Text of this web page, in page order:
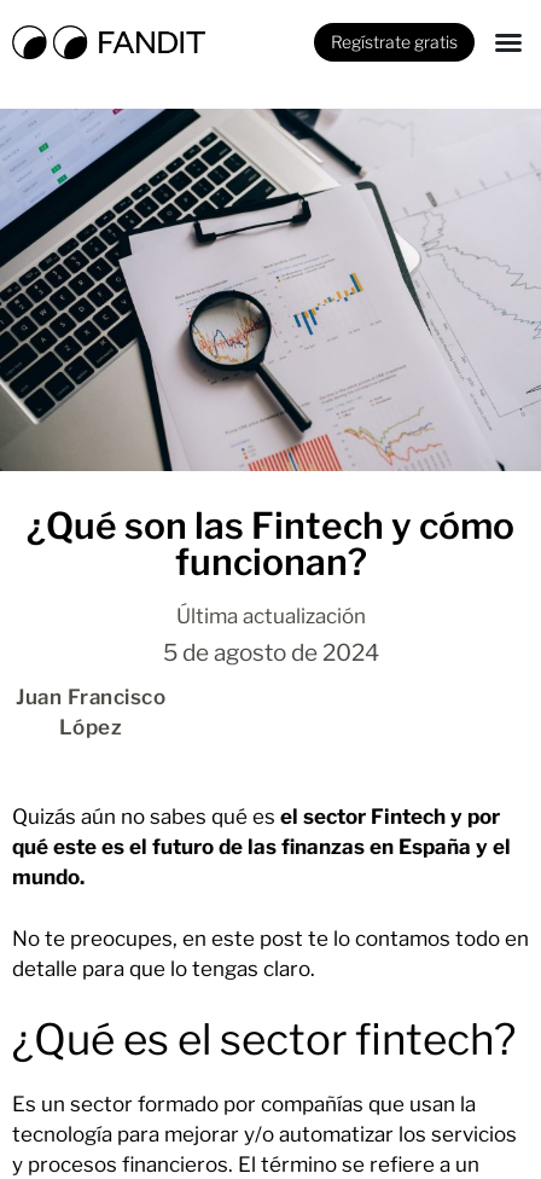
Regístrate gratis
¿Qué son las Fintech y cómo
funcionan?
Última actualización
5 de agosto de 2024
Juan Francisco
López
Quizás aún no sabes qué es el sector Fintech y por
qué este es el futuro de las finanzas en España y el
mundo.
No te preocupes, en este post te lo contamos todo en
detalle para que lo tengas claro.
¿Qué es el sector fintech?
Es un sector formado por compañías que usan la
tecnología para mejorar y/o automatizar los servicios
y procesos financieros. El término se refiere a un